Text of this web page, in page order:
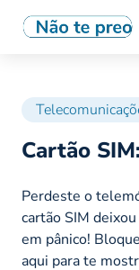
Cartão
Perdeste o
cartão SIM
em pânico!
aqui para te